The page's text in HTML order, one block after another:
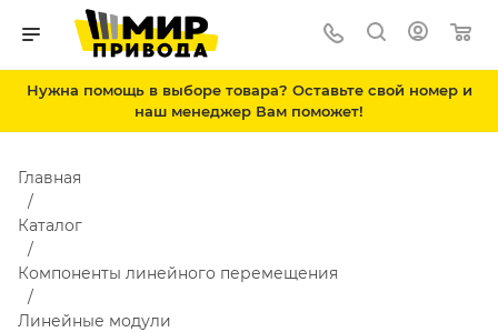
Нужна помощь в выборе товара? Оставьте свой номер и
наш менеджер Вам поможет!
Главная
Каталог
Компоненты линейного перемещения
Линейные модули